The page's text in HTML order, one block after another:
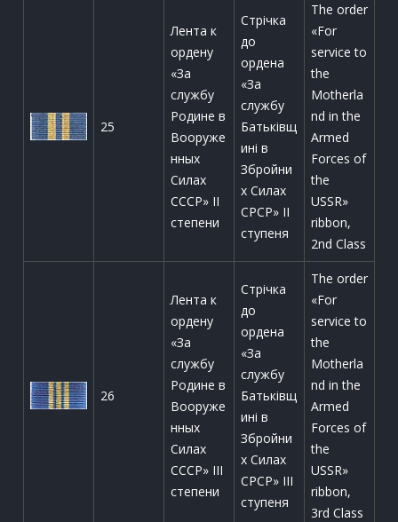
25
Лента к
ордену
«За
службу
Родине в
Вооруже
нных
Силах
СССР» II
степени
Стрічка
до
ордена
«За
службу
Батьківщ
ині в
Збройни
х Силах
СРСР» ІІ
ступеня
The order
«For
service to
the
Motherla
nd in the
Armed
Forces of
the
USSR»
ribbon,
2nd Class
26
Лента к
ордену
«За
службу
Родине в
Вооруже
нных
Силах
СССР» III
степени
Стрічка
до
ордена
«За
службу
Батьківщ
ині в
Збройни
х Силах
СРСР» ІІІ
ступеня
The order
«For
service to
the
Motherla
nd in the
Armed
Forces of
the
USSR»
ribbon,
3rd Class